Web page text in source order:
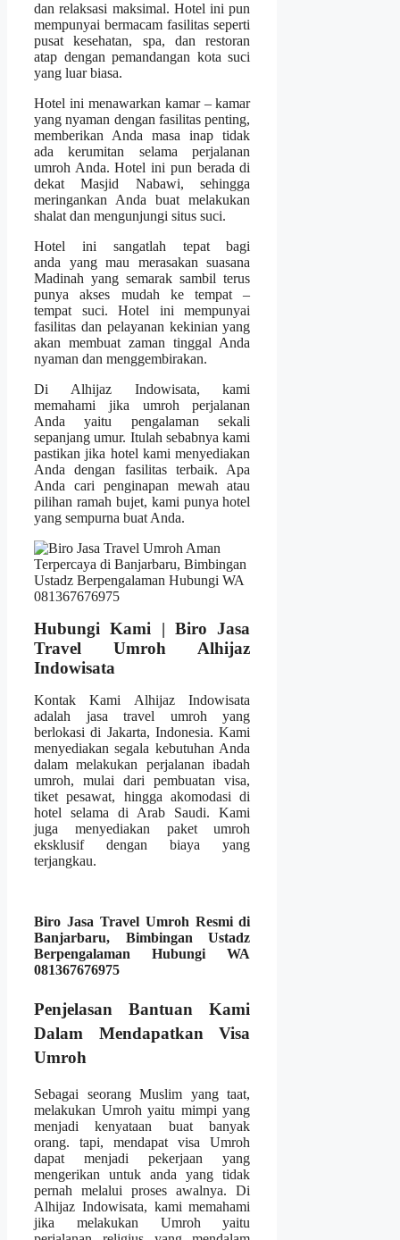
dan relaksasi maksimal. Hotel ini pun
mempunyai bermacam fasilitas seperti
pusat kesehatan, spa, dan restoran
atap dengan pemandangan kota suci
yang luar biasa.
Hotel ini menawarkan kamar – kamar
yang nyaman dengan fasilitas penting,
memberikan Anda masa inap tidak
ada kerumitan selama perjalanan
umroh Anda. Hotel ini pun berada di
dekat Masjid Nabawi, sehingga
meringankan Anda buat melakukan
shalat dan mengunjungi situs suci.
Hotel ini sangatlah tepat bagi
anda yang mau merasakan suasana
Madinah yang semarak sambil terus
punya akses mudah ke tempat –
tempat suci. Hotel ini mempunyai
fasilitas dan pelayanan kekinian yang
akan membuat zaman tinggal Anda
nyaman dan menggembirakan.
Di Alhijaz Indowisata, kami
memahami jika umroh perjalanan
Anda yaitu pengalaman sekali
sepanjang umur. Itulah sebabnya kami
pastikan jika hotel kami menyediakan
Anda dengan fasilitas terbaik. Apa
Anda cari penginapan mewah atau
pilihan ramah bujet, kami punya hotel
yang sempurna buat Anda.
Hubungi Kami | Biro Jasa
Travel Umroh Alhijaz
Indowisata
Kontak Kami Alhijaz Indowisata
adalah jasa travel umroh yang
berlokasi di Jakarta, Indonesia. Kami
menyediakan segala kebutuhan Anda
dalam melakukan perjalanan ibadah
umroh, mulai dari pembuatan visa,
tiket pesawat, hingga akomodasi di
hotel selama di Arab Saudi. Kami
juga menyediakan paket umroh
eksklusif dengan biaya yang
terjangkau.
Biro Jasa Travel Umroh Resmi di
Banjarbaru, Bimbingan Ustadz
Berpengalaman Hubungi WA
081367676975
Penjelasan Bantuan Kami
Dalam Mendapatkan Visa
Umroh
Sebagai seorang Muslim yang taat,
melakukan Umroh yaitu mimpi yang
menjadi kenyataan buat banyak
orang. tapi, mendapat visa Umroh
dapat menjadi pekerjaan yang
mengerikan untuk anda yang tidak
pernah melalui proses awalnya. Di
Alhijaz Indowisata, kami memahami
jika melakukan Umroh yaitu